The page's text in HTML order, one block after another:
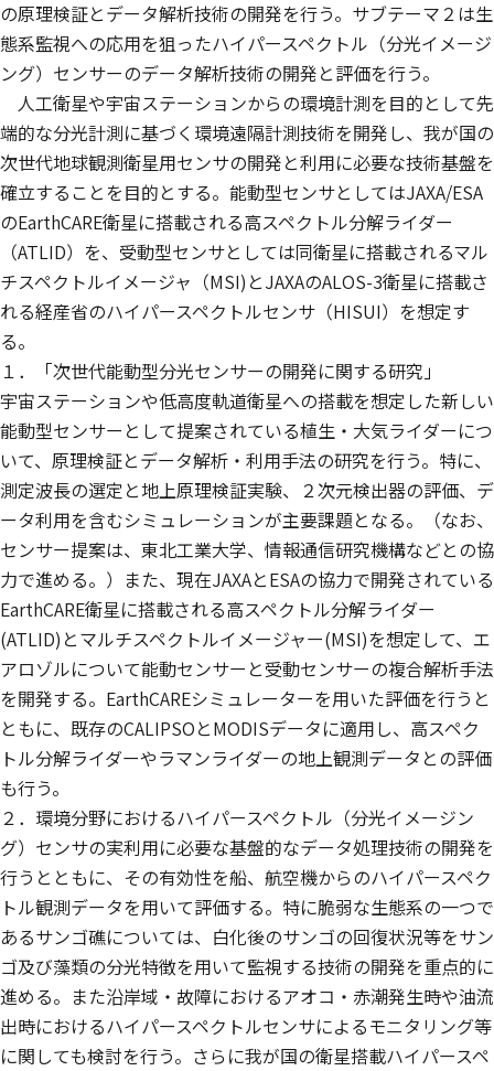
の原理検証とデータ解析技術の開発を行う。サブテーマ２は生
態系監視への応用を狙ったハイパースペクトル（分光イメージ
ング）センサーのデータ解析技術の開発と評価を行う。
人工衛星や宇宙ステーションからの環境計測を目的として先
端的な分光計測に基づく環境遠隔計測技術を開発し、我が国の
次世代地球観測衛星用センサの開発と利用に必要な技術基盤を
確立することを目的とする。能動型センサとしてはJAXA/ESA
のEarthCARE衛星に搭載される高スペクトル分解ライダー
（ATLID）を、受動型センサとしては同衛星に搭載されるマル
チスペクトルイメージャ（MSI)とJAXAのALOS-3衛星に搭載さ
れる経産省のハイパースペクトルセンサ（HISUI）を想定す
る。
１．「次世代能動型分光センサーの開発に関する研究」
宇宙ステーションや低高度軌道衛星への搭載を想定した新しい
能動型センサーとして提案されている植生・大気ライダーにつ
いて、原理検証とデータ解析・利用手法の研究を行う。特に、
測定波長の選定と地上原理検証実験、２次元検出器の評価、デ
ータ利用を含むシミュレーションが主要課題となる。（なお、
センサー提案は、東北工業大学、情報通信研究機構などとの協
力で進める。）また、現在JAXAとESAの協力で開発されている
EarthCARE衛星に搭載される高スペクトル分解ライダー
(ATLID)とマルチスペクトルイメージャー(MSI)を想定して、エ
アロゾルについて能動センサーと受動センサーの複合解析手法
を開発する。EarthCAREシミュレーターを用いた評価を行うと
ともに、既存のCALIPSOとMODISデータに適用し、高スペク
トル分解ライダーやラマンライダーの地上観測データとの評価
も行う。
２．環境分野におけるハイパースペクトル（分光イメージン
グ）センサの実利用に必要な基盤的なデータ処理技術の開発を
行うとともに、その有効性を船、航空機からのハイパースペク
トル観測データを用いて評価する。特に脆弱な生態系の一つで
あるサンゴ礁については、白化後のサンゴの回復状況等をサン
ゴ及び藻類の分光特徴を用いて監視する技術の開発を重点的に
進める。また沿岸域・故障におけるアオコ・赤潮発生時や油流
出時におけるハイパースペクトルセンサによるモニタリング等
に関しても検討を行う。さらに我が国の衛星搭載ハイパースペ